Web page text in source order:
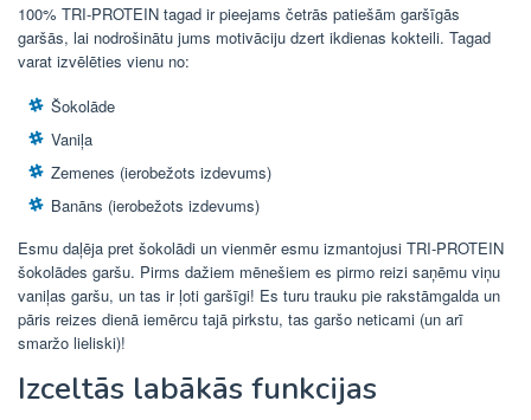
100% TRI-PROTEIN tagad ir pieejams četrās patiešām garšīgās
garšās, lai nodrošinātu jums motivāciju dzert ikdienas kokteili. Tagad
varat izvēlēties vienu no:
Šokolāde
Vaniļa
Zemenes (ierobežots izdevums)
Banāns (ierobežots izdevums)
Esmu daļēja pret šokolādi un vienmēr esmu izmantojusi TRI-PROTEIN
šokolādes garšu. Pirms dažiem mēnešiem es pirmo reizi saņēmu viņu
vaniļas garšu, un tas ir ļoti garšīgi! Es turu trauku pie rakstāmgalda un
pāris reizes dienā iemērcu tajā pirkstu, tas garšo neticami (un arī
smaržo lieliski)!
Izceltās labākās funkcijas